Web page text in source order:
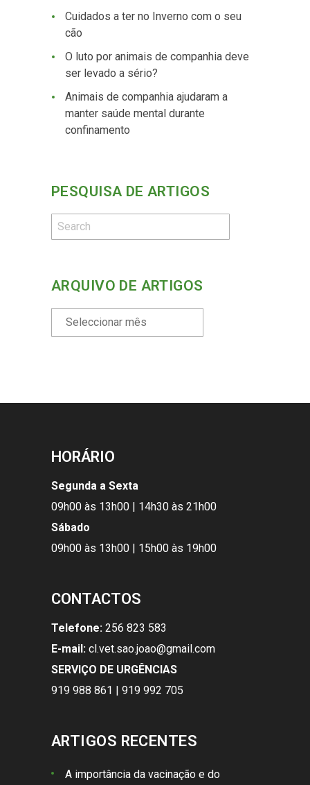
Cuidados a ter no Inverno com o seu
cão
O luto por animais de companhia deve
ser levado a sério?
Animais de companhia ajudaram a
manter saúde mental durante
confinamento
PESQUISA DE ARTIGOS
ARQUIVO DE ARTIGOS
HORÁRIO
Segunda a Sexta
09h00 às 13h00 | 14h30 às 21h00
Sábado
09h00 às 13h00 | 15h00 às 19h00
CONTACTOS
Telefone: 256 823 583
E-mail: cl.vet.sao.joao@gmail.com
SERVIÇO DE URGÊNCIAS
919 988 861 | 919 992 705
ARTIGOS RECENTES
A importância da vacinação e do